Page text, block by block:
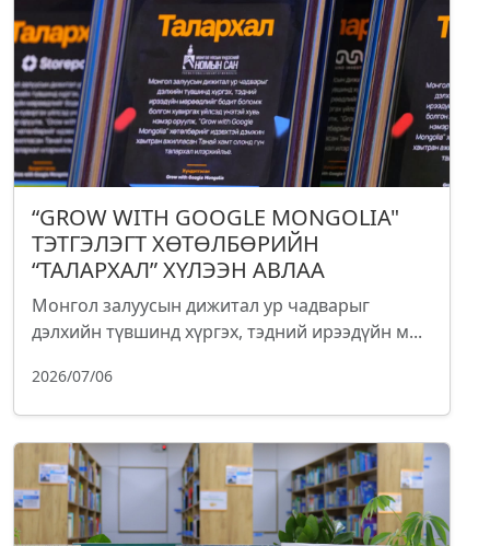
“GROW WITH GOOGLE MONGOLIA"
ТЭТГЭЛЭГТ ХӨТӨЛБӨРИЙН
“ТАЛАРХАЛ” ХҮЛЭЭН АВЛАА
Монгол залуусын дижитал ур чадварыг
дэлхийн түвшинд хүргэх, тэдний ирээдүйн м...
2026/07/06